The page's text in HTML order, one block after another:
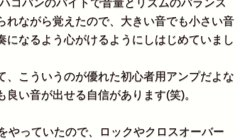
れながら覚えたので、大きい音でも小さい音
なるよう心がけるようにしはじめていまし
こういうのが優れた初心者用アンプだよな
い音が出せる自信があります(笑)。
っていたので、ロックやクロスオーバー